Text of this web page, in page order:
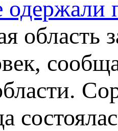
область